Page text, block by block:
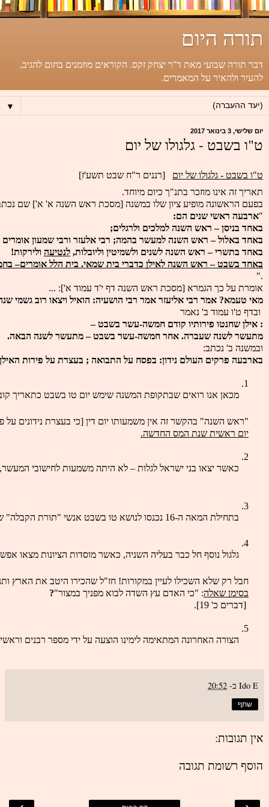
תורה היום
דבר תורה שבועי מאת ד"ר יצחק זקס. הקוראים מוזמנים בחום להגיב,
להעיר ולהאיר על המאמרים.
▼
יום שלישי, 3 בינואר 2017
ט"ו בשבט - גלגולו של יום
ט"ו בשבט - גלגולו של יום
[רננים ר"ח שבט תשע'ז]
תאריך זה אינו מוזכר בתנ"ך כיום מיוחד.
בפעם הראשונה מופיע ציון שלו במשנה [מסכת ראש השנה א' א'] שם
"ארבעה ראשי שנים הם:
באחד בניסן – ראש השנה למלכים ולרגלים;
באחד באלול – ראש השנה למעשר בהמה; רבי אלעזר ורבי שמעון
באחד בתשרי – ראש השנה לשנים ולשמיטין וליובלות, לנטיעה ולירקות!
באחד בשבט – ראש השנה לאילן כדברי בית שמאי. בית הלל אומרים–
."
אומרת על כך הגמרא [מסכת ראש השנה דף י'ד עמוד א']: ...
מאי טעמא? אמר רבי אליעזר אמר רבי הושעיה: הואיל ויצאו רוב גשמי
ובדף ט'ו עמוד ב' נאמר
: אילן שחנטו פירותיו קודם חמשה-עשר בשבט –
מתעשר לשנה שעברה. אחר חמשה-עשר בשבט – מתעשר לשנה הבאה.
ובמשנה ב' נכתב:
בארבעה פרקים העולם נידון: בפסח על התבואה ; בעצרת על פירות
מכאן אנו רואים שבתקופת המשנה שימש יום טו בשבט כתאריך
"ראש השנה" בהקשר זה אין משמעותו יום דין [כי בעצרת נידונים
יום ראשית שנת המס החדשה.
כאשר יצאו בני ישראל לגלות – לא היתה משמעות לחישובי
בתחילת המאה ה-16 נכנסו לנושא טו בשבט אנשי "תורת הקבלה" שהתרכזו סביב האר"י בעיר הקודש צפת. הם יצרו "סדר טו בשבט" בו אוכלים 30 מיני פירות ולוגמים ארבע כוסות יין [אדום ולבן].
גלגול נוסף חל כבר בעליה השניה, כאשר מוסדות הציונות מצאו
חבל רק שלא השכילו לעיין במקורות! חז"ל שהכירו היטב את
בסימן שאלה: "כי האדם עץ השדה לבוא מפניך במצור"?
[דברים כ' 19].
הצורה האחרונה המתאימה לימינו הוצעה על ידי מספר רבנים
Ido E ב- 20:52
שתף
אין תגובות:
הוסף רשומת תגובה